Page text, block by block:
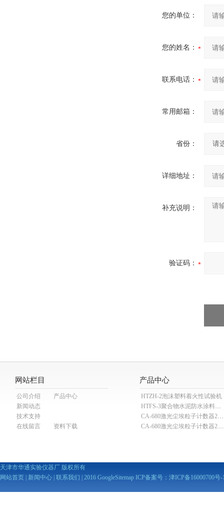
您的单位：
您的姓名：
联系电话：
常用邮箱：
省份：
详细地址：
补充说明：
验证码：
网站栏目
公司介绍
产品中心
新闻动态
技术支持
在线留言
资料下载
产品中心
HTZH-2泡沫塑料着火性试验机
HTFS-3聚合物水泥防水涂料分散机
CA-680激光尘埃粒子计数器28.3L
CA-680激光尘埃粒子
天津市华通实验仪器厂 版权所有
网站首页
新闻中心 联系我们 | 2016 GoogleSitemap ICP备案号： 津ICP备16000700号-